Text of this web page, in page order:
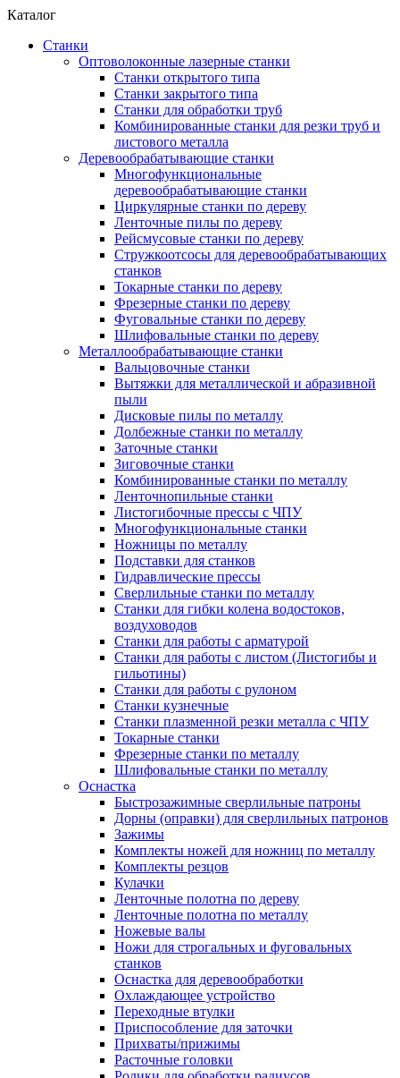
Каталог
Станки
Оптоволоконные лазерные станки
Станки открытого типа
Станки закрытого типа
Станки для обработки труб
Комбинированные станки для резки труб и
листового металла
Деревообрабатывающие станки
Многофункциональные
деревообрабатывающие станки
Циркулярные станки по дереву
Ленточные пилы по дереву
Рейсмусовые станки по дереву
Стружкоотсосы для деревообрабатывающих
станков
Токарные станки по дереву
Фрезерные станки по дереву
Фуговальные станки по дереву
Шлифовальные станки по дереву
Металлообрабатывающие станки
Вальцовочные станки
Вытяжки для металлической и абразивной
пыли
Дисковые пилы по металлу
Долбежные станки по металлу
Заточные станки
Зиговочные станки
Комбинированные станки по металлу
Ленточнопильные станки
Листогибочные прессы с ЧПУ
Многофункциональные станки
Ножницы по металлу
Подставки для станков
Гидравлические прессы
Сверлильные станки по металлу
Станки для гибки колена водостоков,
воздуховодов
Станки для работы с арматурой
Станки для работы с листом (Листогибы и
гильотины)
Станки для работы с рулоном
Станки кузнечные
Станки плазменной резки металла с ЧПУ
Токарные станки
Фрезерные станки по металлу
Шлифовальные станки по металлу
Оснастка
Быстрозажимные сверлильные патроны
Дорны (оправки) для сверлильных патронов
Зажимы
Комплекты ножей для ножниц по металлу
Комплекты резцов
Кулачки
Ленточные полотна по дереву
Ленточные полотна по металлу
Ножевые валы
Ножи для строгальных и фуговальных
станков
Оснастка для деревообработки
Охлаждающее устройство
Переходные втулки
Приспособление для заточки
Прихваты/прижимы
Расточные головки